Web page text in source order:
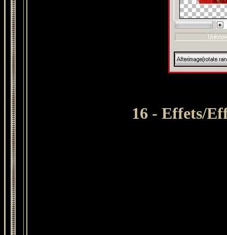
16 - Effets/